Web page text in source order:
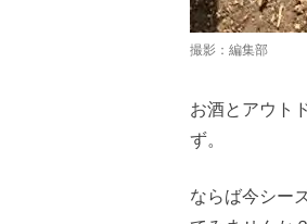
撮影：編集部
お酒とアウト
ず。
ならば今シー